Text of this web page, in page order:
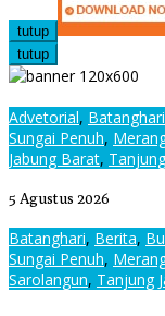
tutup
tutup
Advetorial, Batanghari
Sungai Penuh,
Jabung Barat,
5 Agustus 2026
Batanghari, Berita,
Sungai Penuh,
Sarolangun, Tanjung